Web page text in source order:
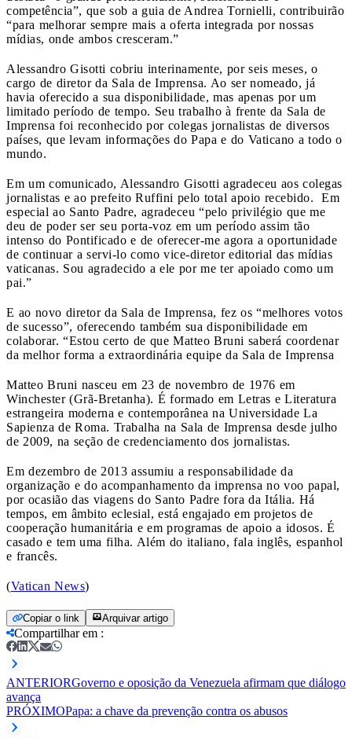
competência”, que sob a guia de Andrea Tornielli, contribuirão
“para melhorar sempre mais a oferta integrada por nossas
mídias, onde ambos cresceram.”
Alessandro Gisotti cobriu interinamente, por seis meses, o
cargo de diretor da Sala de Imprensa. Ao ser nomeado, já
havia oferecido a sua disponibilidade, mas apenas por um
limitado período de tempo. Seu trabalho à frente da Sala de
Imprensa foi reconhecido por colegas jornalistas de diversos
países, que levam informações do Papa e do Vaticano a todo o
mundo.
Em um comunicado, Alessandro Gisotti agradeceu aos colegas
jornalistas e ao prefeito Ruffini pelo total apoio recebido. Em
especial ao Santo Padre, agradeceu “pelo privilégio que me
deu de poder ser seu porta-voz em um período assim tão
intenso do Pontificado e de oferecer-me agora a oportunidade
de continuar a servi-lo como vice-diretor editorial das mídias
vaticanas. Sou agradecido a ele por me ter apoiado como um
pai.”
E ao novo diretor da Sala de Imprensa, fez os “melhores votos
de sucesso”, oferecendo também sua disponibilidade em
colaborar. “Estou certo de que Matteo Bruni saberá coordenar
da melhor forma a extraordinária equipe da Sala de Imprensa
Matteo Bruni nasceu em 23 de novembro de 1976 em
Winchester (Grã-Bretanha). É formado em Letras e Literatura
estrangeira moderna e contemporânea na Universidade La
Sapienza de Roma. Trabalha na Sala de Imprensa desde julho
de 2009, na seção de credenciamento dos jornalistas.
Em dezembro de 2013 assumiu a responsabilidade da
organização e do acompanhamento da imprensa no voo papal,
por ocasião das viagens do Santo Padre fora da Itália. Há
tempos, em âmbito eclesial, está engajado em projetos de
cooperação humanitária e em programas de apoio a idosos. É
casado e tem uma filha. Além do italiano, fala inglês, espanhol
e francês.
(Vatican News)
Copiar o link Arquivar artigo
Compartilhar em :
ANTERIORGoverno e oposição da Venezuela afirmam que diálogo
avança
PRÓXIMOPapa: a chave da prevenção contra os abusos